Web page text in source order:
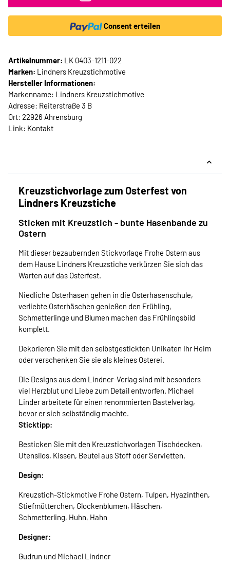
Consent erteilen
Artikelnummer: LK 0403-1211-022
Marken: Lindners Kreuzstichmotive
Hersteller Informationen:
Markenname: Lindners Kreuzstichmotive
Adresse: Reiterstraße 3 B
Ort: 22926 Ahrensburg
Link: Kontakt
Kreuzstichvorlage zum Osterfest von
Lindners Kreuzstiche
Sticken mit Kreuzstich - bunte Hasenbande zu
Ostern
Mit dieser bezaubernden Stickvorlage Frohe Ostern aus
dem Hause Lindners Kreuzstiche verkürzen Sie sich das
Warten auf das Osterfest.
Niedliche Osterhasen gehen in die Osterhasenschule,
verliebte Osterhäschen genießen den Frühling,
Schmetterlinge und Blumen machen das Frühlingsbild
komplett.
Dekorieren Sie mit den selbstgestickten Unikaten Ihr Heim
oder verschenken Sie sie als kleines Osterei.
Die Designs aus dem Lindner-Verlag sind mit besonders
viel Herzblut und Liebe zum Detail entworfen. Michael
Linder arbeitete für einen renommierten Bastelverlag,
bevor er sich selbständig machte.
Sticktipp:
Besticken Sie mit den Kreuzstichvorlagen Tischdecken,
Utensilos, Kissen, Beutel aus Stoff oder Servietten.
Design:
Kreuzstich-Stickmotive Frohe Ostern, Tulpen, Hyazinthen,
Stiefmütterchen, Glockenblumen, Häschen,
Schmetterling, Huhn, Hahn
Designer:
Gudrun und Michael Lindner